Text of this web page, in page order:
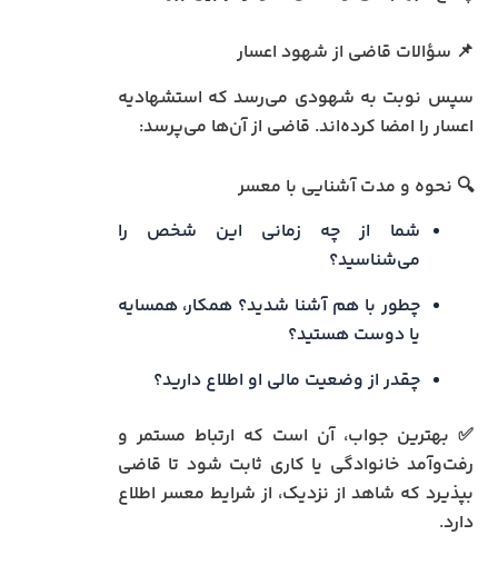
📌 سؤالات قاضی از شهود اعسار
سپس نوبت به شهودی می‌رسد که استشهادیه
اعسار را امضا کرده‌اند. قاضی از آن‌ها می‌پرسد:
🔍 نحوه و مدت آشنایی با معسر
شما از چه زمانی این شخص را
می‌شناسید؟
چطور با هم آشنا شدید؟ همکار، همسایه
یا دوست هستید؟
چقدر از وضعیت مالی او اطلاع دارید؟
✅ بهترین جواب، آن است که ارتباط مستمر و
رفت‌وآمد خانوادگی یا کاری ثابت شود تا قاضی
بپذیرد که شاهد از نزدیک، از شرایط معسر اطلاع
دارد.